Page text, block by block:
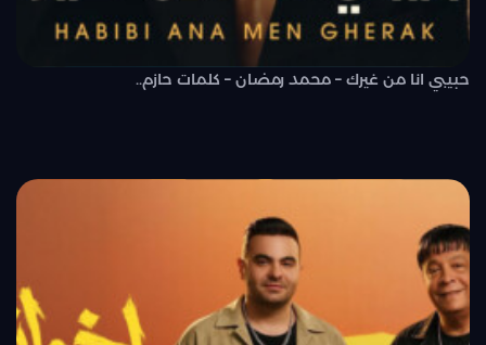
حبيبي انا من غيرك – محمد رمضان – كلمات حازم..